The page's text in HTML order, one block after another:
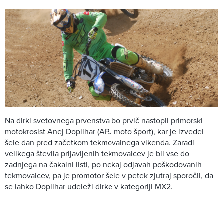
Na dirki svetovnega prvenstva bo prvič nastopil primorski
motokrosist Anej Doplihar (APJ moto šport), kar je izvedel
šele dan pred začetkom tekmovalnega vikenda. Zaradi
velikega števila prijavljenih tekmovalcev je bil vse do
zadnjega na čakalni listi, po nekaj odjavah poškodovanih
tekmovalcev, pa je promotor šele v petek zjutraj sporočil, da
se lahko Doplihar udeleži dirke v kategoriji MX2.